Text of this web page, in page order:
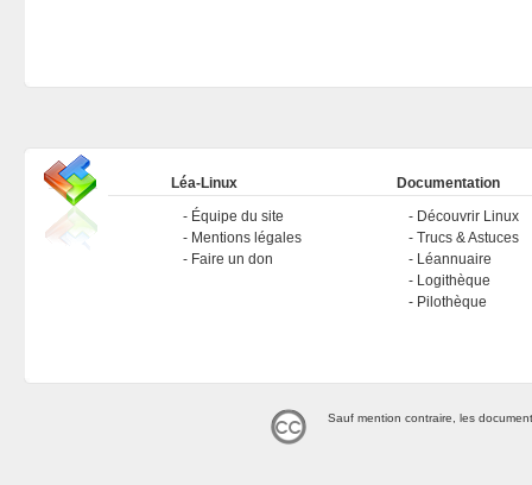
Léa-Linux
Équipe du site
Mentions légales
Faire un don
Documentation
Découvrir Linux
Trucs & Astuces
Léannuaire
Logithèque
Pilothèque
Sauf mention contraire, les